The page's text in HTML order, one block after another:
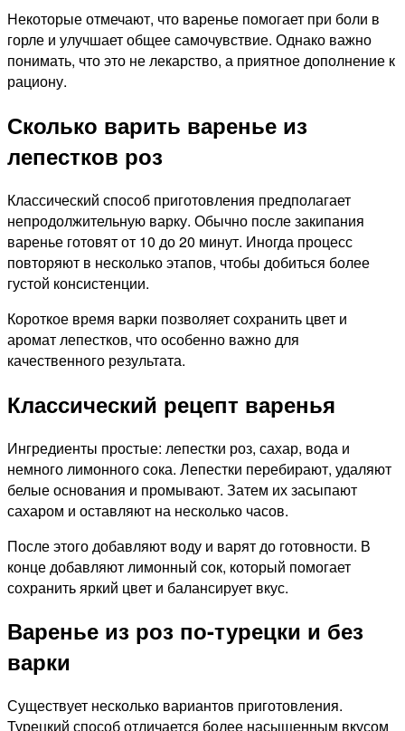
Некоторые отмечают, что варенье помогает при боли в
горле и улучшает общее самочувствие. Однако важно
понимать, что это не лекарство, а приятное дополнение к
рациону.
Сколько варить варенье из
лепестков роз
Классический способ приготовления предполагает
непродолжительную варку. Обычно после закипания
варенье готовят от 10 до 20 минут. Иногда процесс
повторяют в несколько этапов, чтобы добиться более
густой консистенции.
Короткое время варки позволяет сохранить цвет и
аромат лепестков, что особенно важно для
качественного результата.
Классический рецепт варенья
Ингредиенты простые: лепестки роз, сахар, вода и
немного лимонного сока. Лепестки перебирают, удаляют
белые основания и промывают. Затем их засыпают
сахаром и оставляют на несколько часов.
После этого добавляют воду и варят до готовности. В
конце добавляют лимонный сок, который помогает
сохранить яркий цвет и балансирует вкус.
Варенье из роз по-турецки и без
варки
Существует несколько вариантов приготовления.
Турецкий способ отличается более насыщенным вкусом